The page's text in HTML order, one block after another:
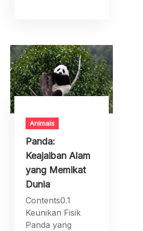
Animals
Panda:
Keajaiban Alam
yang Memikat
Dunia
Contents0.1
Keunikan Fisik
Panda yang